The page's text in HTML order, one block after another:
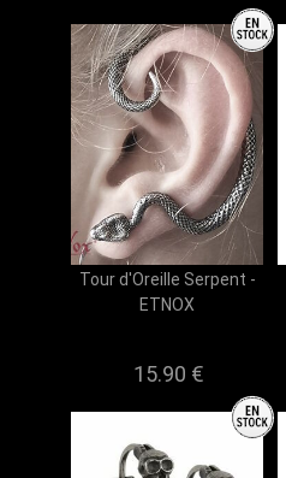
Tour d'Oreille Serpent -
ETNOX
15.90 €